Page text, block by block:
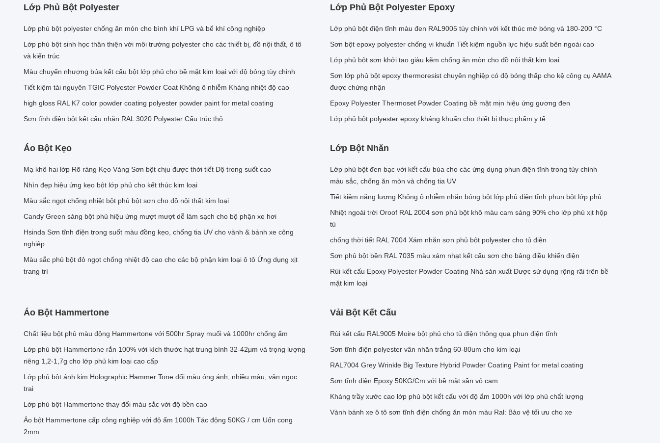
Lớp Phủ Bột Polyester
Lớp phủ bột polyester chống ăn mòn cho bình khí LPG và bể khí công nghiệp
Lớp phủ bột sinh học thân thiện với môi trường polyester cho các thiết bị, đồ nội thất, ô tô
và kiến trúc
Màu chuyển nhượng búa kết cấu bột lớp phủ cho bề mặt kim loại với độ bóng tùy chỉnh
Tiết kiệm tài nguyên TGIC Polyester Powder Coat Không ô nhiễm Kháng nhiệt độ cao
high gloss RAL K7 color powder coating polyester powder paint for metal coating
Sơn tĩnh điện bột kết cấu nhăn RAL 3020 Polyester Cấu trúc thô
Lớp Phủ Bột Polyester Epoxy
Lớp phủ bột điện tĩnh màu đen RAL9005 tùy chỉnh với kết thúc mờ bóng và 180-200 °C
Sơn bột epoxy polyester chống vi khuẩn Tiết kiệm nguồn lực hiệu suất bên ngoài cao
Lớp phủ bột sơn khởi tạo giàu kẽm chống ăn mòn cho đồ nội thất kim loại
Sơn lớp phủ bột epoxy thermoresist chuyên nghiệp có độ bóng thấp cho kệ công cụ AAMA
được chứng nhận
Epoxy Polyester Thermoset Powder Coating bề mặt mịn hiệu ứng gương đen
Lớp phủ bột polyester epoxy kháng khuẩn cho thiết bị thực phẩm y tế
Áo Bột Kẹo
Mạ khô hai lớp Rõ ràng Kẹo Vàng Sơn bột chịu được thời tiết Độ trong suốt cao
Nhìn đẹp hiệu ứng kẹo bột lớp phủ cho kết thúc kim loại
Màu sắc ngọt chống nhiệt bột phủ bột sơn cho đồ nội thất kim loại
Candy Green sáng bột phủ hiệu ứng mượt mượt dễ làm sạch cho bộ phận xe hơi
Hsinda Sơn tĩnh điện trong suốt màu đồng kẹo, chống tia UV cho vành & bánh xe công
nghiệp
Màu sắc phủ bột đỏ ngọt chống nhiệt độ cao cho các bộ phận kim loại ô tô Ứng dụng xịt
trang trí
Lớp Bột Nhăn
Lớp phủ bột đen bạc với kết cấu búa cho các ứng dụng phun điện tĩnh trong tùy chỉnh
màu sắc, chống ăn mòn và chống tia UV
Tiết kiệm năng lượng Không ô nhiễm nhăn bóng bột lớp phủ điện tĩnh phun bột lớp phủ
Nhiệt ngoài trời Oroof RAL 2004 sơn phủ bột khô màu cam sáng 90% cho lớp phủ xịt hộp
tủ
chống thời tiết RAL 7004 Xám nhăn sơn phủ bột polyester cho tủ điện
Sơn phủ bột bền RAL 7035 màu xám nhạt kết cấu sơn cho bảng điều khiển điện
Rùi kết cấu Epoxy Polyester Powder Coating Nhà sản xuất Được sử dụng rộng rãi trên bề
mặt kim loại
Áo Bột Hammertone
Chất liệu bột phủ màu động Hammertone với 500hr Spray muối và 1000hr chống ẩm
Lớp phủ bột Hammertone rắn 100% với kích thước hạt trung bình 32-42μm và trọng lượng
riêng 1,2-1,7g cho lớp phủ kim loại cao cấp
Lớp phủ bột ánh kim Holographic Hammer Tone đổi màu óng ánh, nhiều màu, vân ngọc
trai
Lớp phủ bột Hammertone thay đổi màu sắc với độ bền cao
Áo bột Hammertone cấp công nghiệp với độ ẩm 1000h Tác động 50KG / cm Uốn cong
2mm
Vải Bột Kết Cấu
Rùi kết cấu RAL9005 Moire bột phủ cho tủ điện thông qua phun điện tĩnh
Sơn tĩnh điện polyester vân nhăn trắng 60-80um cho kim loại
RAL7004 Grey Wrinkle Big Texture Hybrid Powder Coating Paint for metal coating
Sơn tĩnh điện Epoxy 50KG/Cm với bề mặt sần vỏ cam
Kháng trầy xước cao lớp phủ bột kết cấu với độ ẩm 1000h với lớp phủ chất lượng
Vành bánh xe ô tô sơn tĩnh điện chống ăn mòn màu Ral: Bảo vệ tối ưu cho xe